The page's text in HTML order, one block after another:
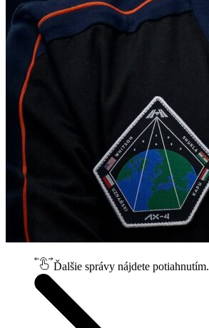
Ďalšie správy nájdete potiahnutím.